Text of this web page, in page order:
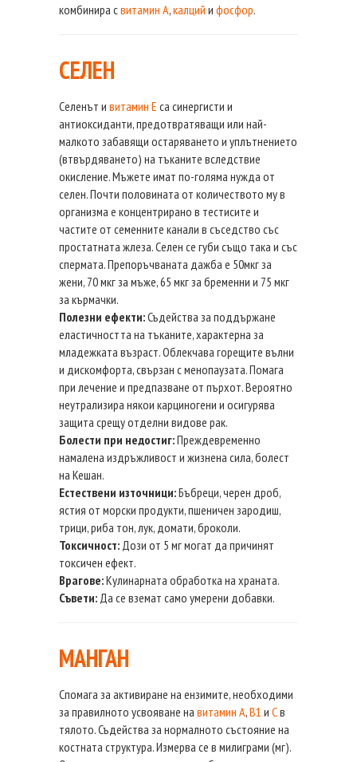
комбинира свитамин А,калций и фосфор.
СЕЛЕН
Селенът и витамин Е са синергисти и
антиоксиданти, предотвратяващи или най-
малкото забавящи остаряването и уплътнението
(втвърдяването) на тъканите вследствие
окисление. Мъжете имат по-голяма нужда от
селен. Почти половината от количеството му в
организма е концентрирано в тестисите и
частите от семенните канали в съседство със
простатната жлеза. Селен се губи също така и със
спермата. Препоръчваната дажба е 50мкг за
жени, 70 мкг за мъже, 65 мкг за бременни и 75 мкг
за кърмачки.
Полезни ефекти:Съдейства за поддържане
еластичността на тъканите, характерна за
младежката възраст. Облекчава горещите вълни
и дискомфорта, свързан с менопаузата. Помага
при лечение и предпазване от пърхот. Вероятно
неутрализира някои карциногени и осигурява
защита срещу отделни видове рак.
Болести при недостиг:Преждевременно
намалена издръжливост и жизнена сила, болест
на Кешан.
Естествени източници:Бъбреци, черен дроб,
ястия от морски продукти, пшеничен зародиш,
трици, риба тон, лук, домати, броколи.
Токсичност: Дози от 5 мг могат да причинят
токсичен ефект.
Врагове:Кулинарната обработка на храната.
Съвети: Да се вземат само умерени добавки.
МАНГАН
Спомага за активиране на ензимите, необходими
за правилното усвояване на витамин А,В1 и Св
тялото. Съдейства за нормалното състояние на
костната структура. Измерва се в милиграми (мг).